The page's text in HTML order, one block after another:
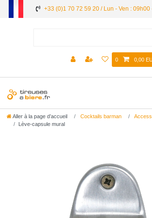
+33 (0)1 70 72 59 20 / Lun - Ven : 09h00
0 0,00
Aller à la page d’accueil Cocktails barman
Lève-capsule mural